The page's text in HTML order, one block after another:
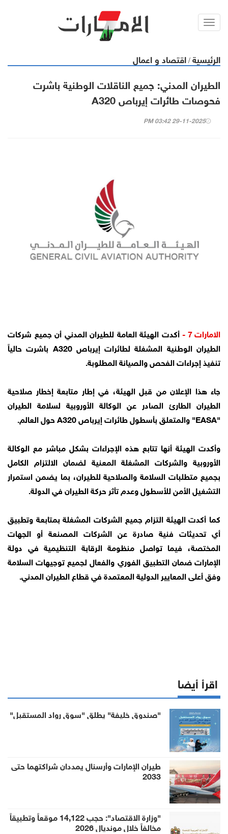
Toggl
الرئيسية / اقتصاد و اعمال
الطيران المدني: جميع الناقلات الوطنية باشرت
فحوصات طائرات إيرباص A320
29-11-2025 03:42 PM
الامارات 7 -
أكدت الهيئة العامة للطيران المدني أن جميع شركات
الطيران الوطنية المشغلة لطائرات إيرباص A320 باشرت حالياً
تنفيذ إجراءات الفحص والصيانة المطلوبة.
جاء هذا الإعلان من قبل الهيئة، في إطار متابعة إخطار صلاحية
الطيران الطارئ الصادر عن الوكالة الأوروبية لسلامة الطيران
"EASA" والمتعلق بأسطول طائرات إيرباص A320 حول العالم.
وأكدت الهيئة أنها تتابع هذه الإجراءات بشكل مباشر مع الوكالة
الأوروبية والشركات المشغلة المعنية لضمان الالتزام الكامل
بجميع متطلبات السلامة والصلاحية للطيران، بما يضمن استمرار
التشغيل الأمن للأسطول وعدم تأثر حركة الطيران في الدولة.
كما أكدت الهيئة التزام جميع الشركات المشغلة بمتابعة وتطبيق
أي تحديثات فنية صادرة عن الشركات المصنعة أو الجهات
المختصة، فيما تواصل منظومة الرقابة التنظيمية في دولة
الإمارات ضمان التطبيق الفوري والفعال لجميع توجيهات السلامة
وفق أعلى المعايير الدولية المعتمدة في قطاع الطيران المدني.
اقرأ أيضا
"صندوق خليفة" يطلق "سوق رواد المستقبل"
طيران الإمارات وأرسنال يمددان شراكتهما حتى
2033
"وزارة الاقتصاد": حجب 14,122 موقعاً وتطبيقاً
مخالفاً خلال مونديال 2026